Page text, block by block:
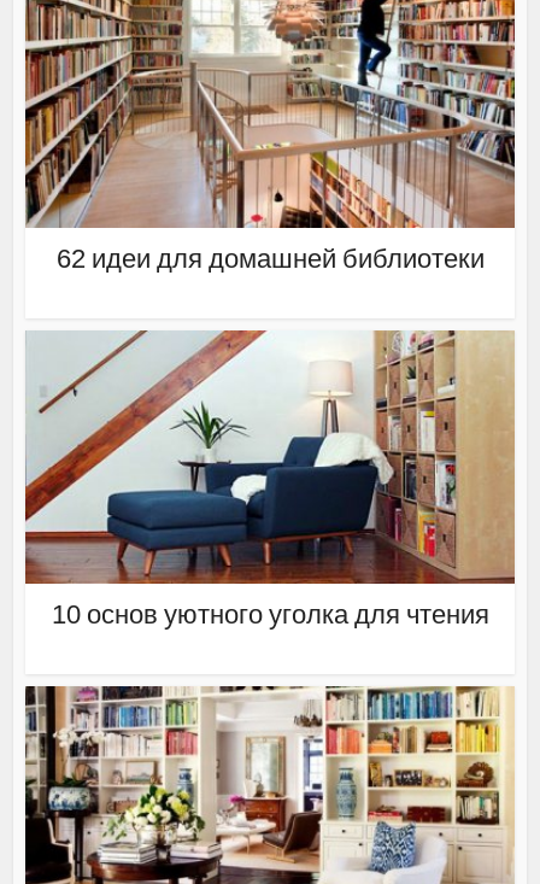
62 идеи для домашней библиотеки
10 основ уютного уголка для чтения